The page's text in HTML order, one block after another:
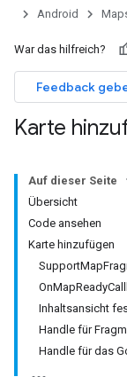
Android
War das hilfreich?
Feedback
Karte
Auf dieser Seite
Übersicht
Code ansehen
Karte hinzufügen
Inhaltsansicht
Handle für
Handle für das